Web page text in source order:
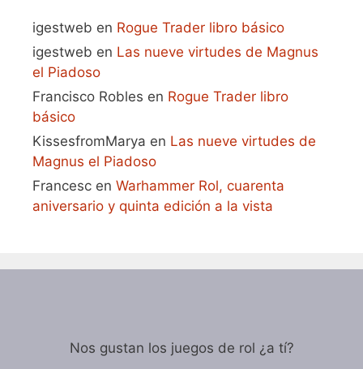
igestweb en Rogue Trader libro básico
igestweb en Las nueve virtudes de Magnus
el Piadoso
Francisco Robles en Rogue Trader libro
básico
KissesfromMarya en Las nueve virtudes de
Magnus el Piadoso
Francesc en Warhammer Rol, cuarenta
aniversario y quinta edición a la vista
Nos gustan los juegos de rol ¿a tí?